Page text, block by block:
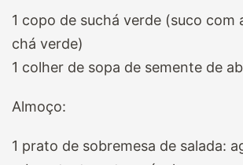
1 copo de suchá verde (suco com
chá verde)
1 colher de sopa de semente de
Almoço:
1 prato de sobremesa de salada: